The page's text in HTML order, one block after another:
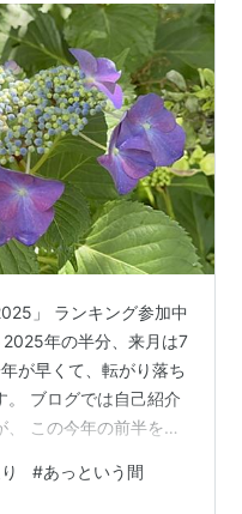
」 ランキング参加中
2025年の半分、来月は7
が早くて、転がり落ち
。 ブログでは自己紹介
この今年の前半を振
る気がしないという
#あっという間